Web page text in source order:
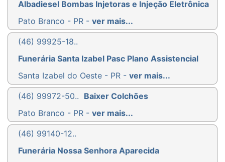
Albadiesel Bombas Injetoras e Injeção Eletrônica
Pato Branco - PR - ver mais...
(46) 99925-18..
Funerária Santa Izabel Pasc Plano Assistencial
Santa Izabel do Oeste - PR - ver mais...
(46) 99972-50.. Baixer Colchões
Pato Branco - PR - ver mais...
(46) 99140-12..
Funerária Nossa Senhora Aparecida